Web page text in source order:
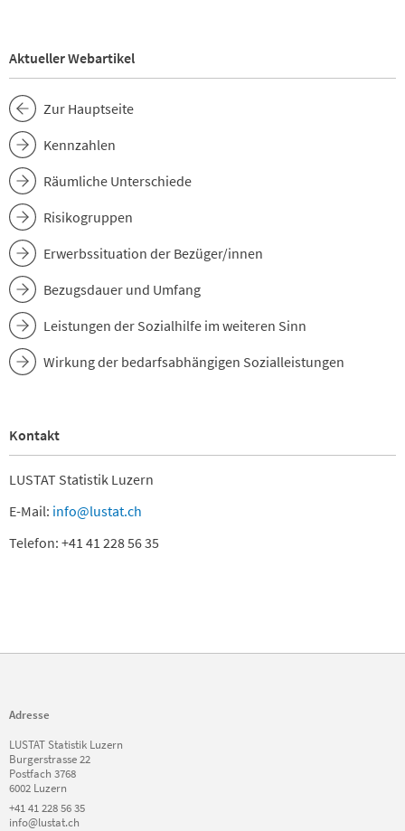
Aktueller Webartikel
Zur Hauptseite
Kennzahlen
Räumliche Unterschiede
Risikogruppen
Erwerbssituation der Bezüger/innen
Bezugsdauer und Umfang
Leistungen der Sozialhilfe im weiteren Sinn
Wirkung der bedarfsabhängigen Sozialleistungen
Kontakt
LUSTAT Statistik Luzern
E-Mail: info@lustat.ch
Telefon: +41 41 228 56 35
Adresse
LUSTAT Statistik Luzern
Burgerstrasse 22
Postfach 3768
6002 Luzern
+41 41 228 56 35
info@lustat.ch